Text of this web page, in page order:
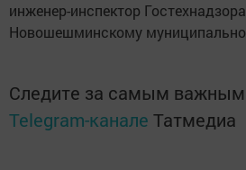
инженер-инспектор
Новошешминскому
Следите за самым
Telegram-канале Татмедиа